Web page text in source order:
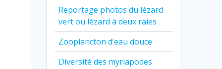
Reportage photos du lézard
vert ou lézard à deux raies
Zooplancton d’eau douce
Diversité des myriapodes